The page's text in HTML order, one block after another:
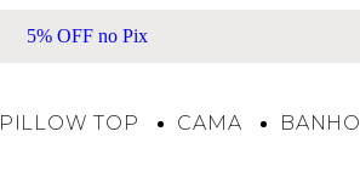
Frete Grátis acima de R$500*
PILLOW TOP CAMA BANHO